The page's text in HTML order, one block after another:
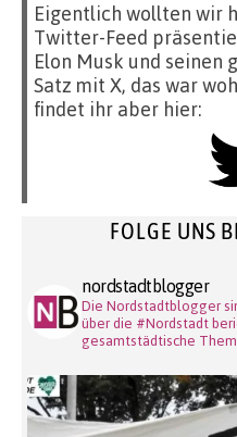
Eigentlich wollten wir
Twitter-Feed
Elon Musk und seinen
Satz mit X, das war
findet ihr aber hier:
FOLGE UNS
nordstadtblogger
Die Nordstadtblogger
über die #Nordstadt
gesamtstädtische